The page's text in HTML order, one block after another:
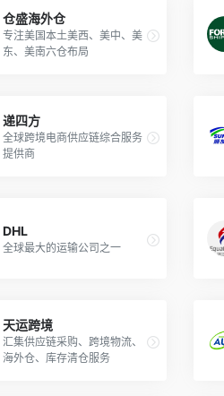
仓盛海外仓
专注美国本土美西、美中、美
东、美南六仓布局
递四方
全球跨境电商供应链综合服务
提供商
DHL
全球最大的运输公司之一
天运跨境
汇集供应链采购、跨境物流、
海外仓、库存清仓服务